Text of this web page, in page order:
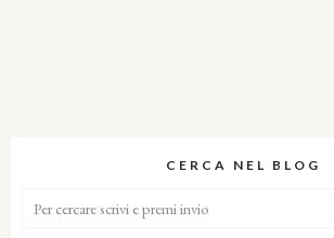
CERCA NEL BLOG